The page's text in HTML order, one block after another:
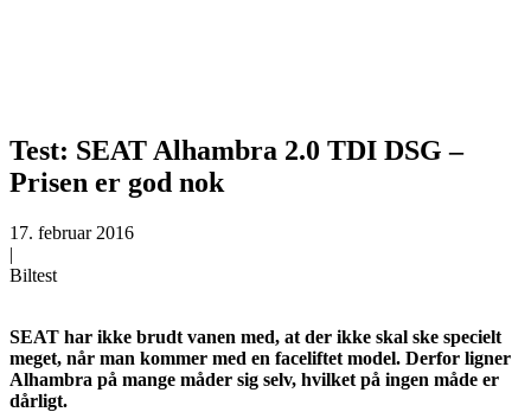
Test: SEAT Alhambra 2.0 TDI DSG –
Prisen er god nok
17. februar 2016
|
Biltest
SEAT har ikke brudt vanen med, at der ikke skal ske specielt
meget, når man kommer med en faceliftet model. Derfor ligner
Alhambra på mange måder sig selv, hvilket på ingen måde er
dårligt.